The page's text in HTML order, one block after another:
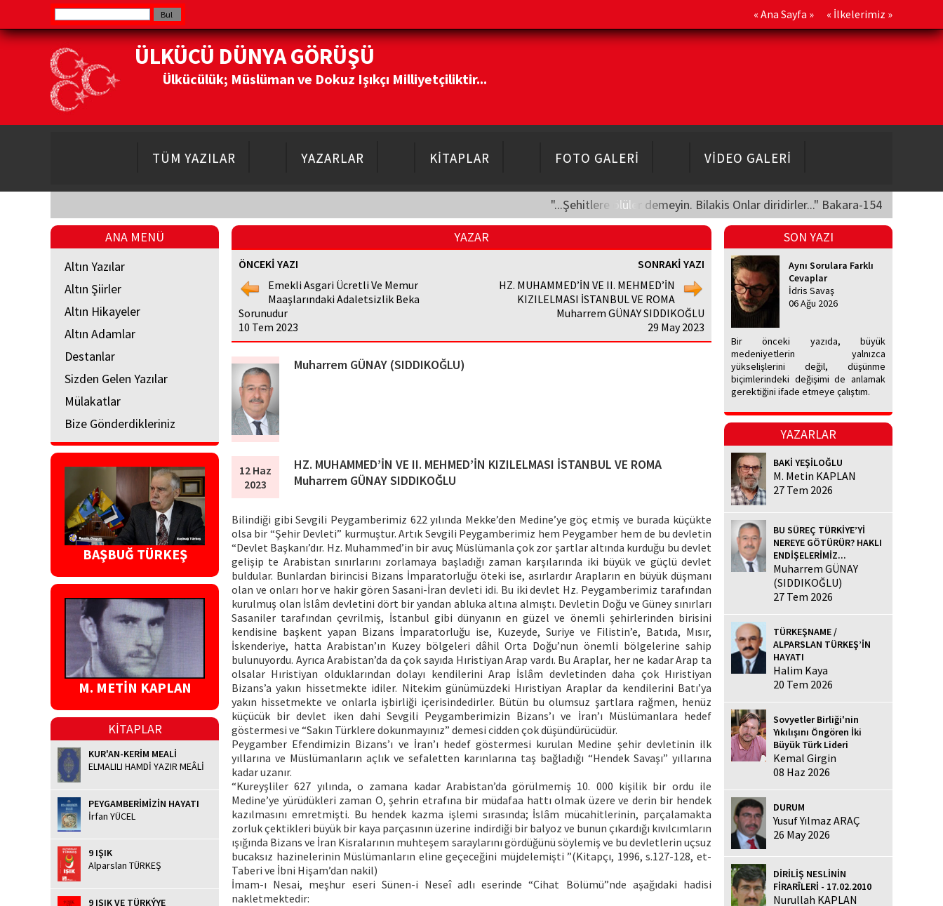
« Ana Sayfa » « İlkelerimiz »
ÜLKÜCÜ DÜNYA GÖRÜŞÜ
Ülkücülük; Müslüman ve Dokuz Işıkçı Milliyetçiliktir...
TÜM YAZILAR YAZARLAR KİTAPLAR FOTO GALERİ VİDEO GALERİ
"...Şehitlere ölüler demeyin. Bilakis Onlar diridirler..." Bakara-154
ANA MENÜ
Altın Yazılar
Altın Şiirler
Altın Hikayeler
Altın Adamlar
Destanlar
Sizden Gelen Yazılar
Mülakatlar
Bize Gönderdikleriniz
BAŞBUĞ TÜRKEŞ
M. METİN KAPLAN
KİTAPLAR
KUR'AN-KERİM MEALİ
ELMALILI HAMDİ YAZIR MEÂLİ
PEYGAMBERİMİZİN HAYATI
İrfan YÜCEL
9 IŞIK
Alparslan TÜRKEŞ
9 IŞIK VE TÜRKÝYE
YAZAR
ÖNCEKİ YAZI
Emekli Asgari Ücretli Ve Memur
Maaşlarındaki Adaletsizlik Beka
Sorunudur
10 Tem 2023
SONRAKİ YAZI
HZ. MUHAMMED’İN VE II. MEHMED’İN
KIZILELMASI İSTANBUL VE ROMA
Muharrem GÜNAY SIDDIKOĞLU
29 May 2023
Muharrem GÜNAY (SIDDIKOĞLU)
12 Haz
2023
HZ. MUHAMMED’İN VE II. MEHMED’İN KIZILELMASI İSTANBUL VE ROMA
Muharrem GÜNAY SIDDIKOĞLU
Bilindiği gibi Sevgili Peygamberimiz 622 yılında Mekke’den Medine’ye göç etmiş ve burada küçükte
olsa bir “Şehir Devleti” kurmuştur. Artık Sevgili Peygamberimiz hem Peygamber hem de bu devletin
“Devlet Başkanı’dır. Hz. Muhammed’in bir avuç Müslümanla çok zor şartlar altında kurduğu bu devlet
gelişip te Arabistan sınırlarını zorlamaya başladığı zaman karşılarında iki büyük ve güçlü devlet
buldular. Bunlardan birincisi Bizans İmparatorluğu öteki ise, asırlardır Arapların en büyük düşmanı
olan ve onları hor ve hakir gören Sasani-İran devleti idi. Bu iki devlet Hz. Peygamberimiz tarafından
kurulmuş olan İslâm devletini dört bir yandan abluka altına almıştı. Devletin Doğu ve Güney sınırları
Sasaniler tarafından çevrilmiş, İstanbul gibi dünyanın en güzel ve önemli şehirlerinden birisini
kendisine başkent yapan Bizans İmparatorluğu ise, Kuzeyde, Suriye ve Filistin’e, Batıda, Mısır,
İskenderiye, hatta Arabistan’ın Kuzey bölgeleri dâhil Orta Doğu’nun önemli bölgelerine sahip
bulunuyordu. Ayrıca Arabistan’da da çok sayıda Hıristiyan Arap vardı. Bu Araplar, her ne kadar Arap ta
olsalar Hıristiyan olduklarından dolayı kendilerini Arap İslâm devletinden daha çok Hıristiyan
Bizans’a yakın hissetmekte idiler. Nitekim günümüzdeki Hıristiyan Araplar da kendilerini Batı’ya
yakın hissetmekte ve onlarla işbirliği içerisindedirler. Bütün bu olumsuz şartlara rağmen, henüz
küçücük bir devlet iken dahi Sevgili Peygamberimizin Bizans’ı ve İran’ı Müslümanlara hedef
göstermesi ve “Sakın Türklere dokunmayınız” demesi cidden çok düşündürücüdür.
Peygamber Efendimizin Bizans’ı ve İran’ı hedef göstermesi kurulan Medine şehir devletinin ilk
yıllarına ve Müslümanların açlık ve sefaletten karınlarına taş bağladığı “Hendek Savaşı” yıllarına
kadar uzanır.
“Kureyşliler 627 yılında, o zamana kadar Arabistan’da görülmemiş 10. 000 kişilik bir ordu ile
Medine’ye yürüdükleri zaman O, şehrin etrafına bir müdafaa hattı olmak üzere ve derin bir hendek
kazılmasını emretmişti. Bu hendek kazma işlemi sırasında; İslâm mücahitlerinin, parçalamakta
zorluk çektikleri büyük bir kaya parçasının üzerine indirdiği bir balyoz ve bunun çıkardığı kıvılcımların
ışığında Bizans ve İran Kisralarının muhteşem saraylarını gördüğünü söylemiş ve bu devletlerin uçsuz
bucaksız hazinelerinin Müslümanların eline geçeceğini müjdelemişti ”(Kitapçı, 1996, s.127-128, et-
Taberi ve İbni Hişam’dan nakil)
İmam-ı Nesai, meşhur eseri Sünen-i Neseî adlı eserinde “Cihat Bölümü”nde aşağıdaki hadisi
nakletmektedir:
SON YAZI
Aynı Sorulara Farklı
Cevaplar
İdris Savaş
06 Ağu 2026
Bir önceki yazıda, büyük
medeniyetlerin yalnızca
yükselişlerini değil, düşünme
biçimlerindeki değişimi de anlamak
gerektiğini ifade etmeye çalıştım.
YAZARLAR
BAKİ YEŞİLOĞLU
M. Metin KAPLAN
27 Tem 2026
BU SÜREÇ TÜRKİYE’Yİ
NEREYE GÖTÜRÜR? HAKLI
ENDİŞELERİMİZ...
Muharrem GÜNAY
(SIDDIKOĞLU)
27 Tem 2026
TÜRKEŞNAME /
ALPARSLAN TÜRKEŞ’İN
HAYATI
Halim Kaya
20 Tem 2026
Sovyetler Birliği'nin
Yıkılışını Öngören İki
Büyük Türk Lideri
Kemal Girgin
08 Haz 2026
DURUM
Yusuf Yılmaz ARAÇ
26 May 2026
DİRİLİŞ NESLİNİN
FİRARÎLERİ - 17.02.2010
Nurullah KAPLAN